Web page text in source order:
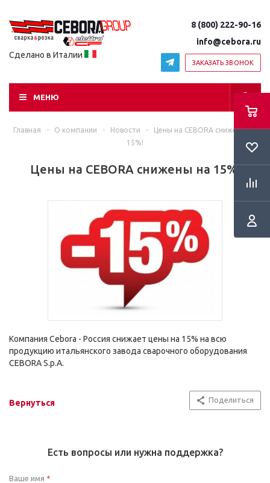
Сделано в Италии
8 (800) 222-90-16
info@cebora.ru
ЗАКАЗАТЬ ЗВОНОК
МЕНЮ
Главная - О компании - Новости -
Цены на CEBORA снижены на
15%!
Цены на CEBORA снижены на 15%!
Компания Cebora - Россия снижает цены на 15% на всю
продукцию итальянского завода сварочного оборудования
CEBORA S.p.A.
Вернуться Поделиться
Есть вопросы или нужна поддержка?
Ваше имя *